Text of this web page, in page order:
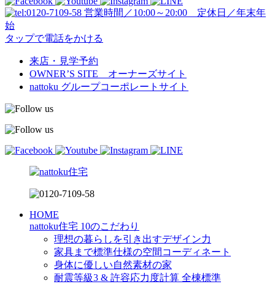
営業時間／10:00～20:00 定休日／年末年
始
タップで電話をかける
来店・見学予約
OWNER’S SITE オーナーズサイト
nattoku グループコーポレートサイト
HOME
nattoku住宅 10のこだわり
理想の暮らしを引き出すデザイン力
家具まで標準仕様の空間コーディネート
身体に優しい自然素材の家
耐震等級3 & 許容応力度計算 全棟標準